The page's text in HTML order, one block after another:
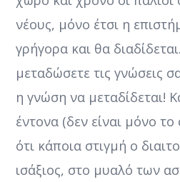
νέους, μόνο έτσι η
γρήγορα και θα
μεταδώσετε τις γνώσεις
η γνώση να μεταδίδεται!
έντονα (δεν είναι μόνο το
ότι κάποια στιγμή ο
ισάξιος, στο μυαλό των